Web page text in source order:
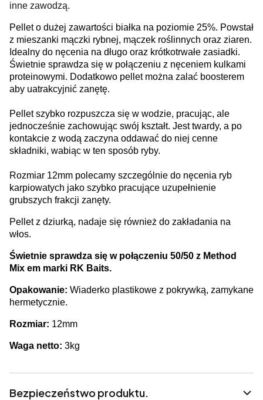
inne zawodzą.
Pellet o dużej zawartości białka na poziomie 25%. Powstał
z mieszanki mączki rybnej, mączek roślinnych oraz ziaren.
Idealny do nęcenia na długo oraz krótkotrwałe zasiadki.
Świetnie sprawdza się w połączeniu z nęceniem kulkami
proteinowymi. Dodatkowo pellet można zalać boosterem
aby uatrakcyjnić zanętę.
Pellet szybko rozpuszcza się w wodzie, pracując, ale
jednocześnie zachowując swój kształt. Jest twardy, a po
kontakcie z wodą zaczyna oddawać do niej cenne
składniki, wabiąc w ten sposób ryby.
Rozmiar 12mm polecamy szczególnie do nęcenia ryb
karpiowatych jako szybko pracujące uzupełnienie
grubszych frakcji zanęty.
Pellet z dziurką, nadaje się również do zakładania na
włos.
Świetnie sprawdza się w połączeniu 50/50 z Method
Mix em marki RK Baits.
Opakowanie: Wiaderko plastikowe z pokrywką, zamykane
hermetycznie.
Rozmiar: 12mm
Waga netto: 3kg
Bezpieczeństwo produktu.